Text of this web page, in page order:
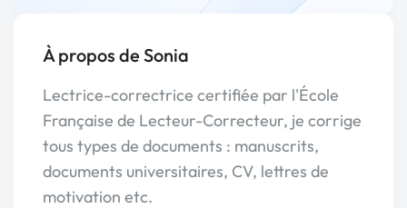
À propos de Sonia
Lectrice-correctrice certifiée par l'École
Française de Lecteur-Correcteur, je corrige
tous types de documents : manuscrits,
documents universitaires, CV, lettres de
motivation etc.